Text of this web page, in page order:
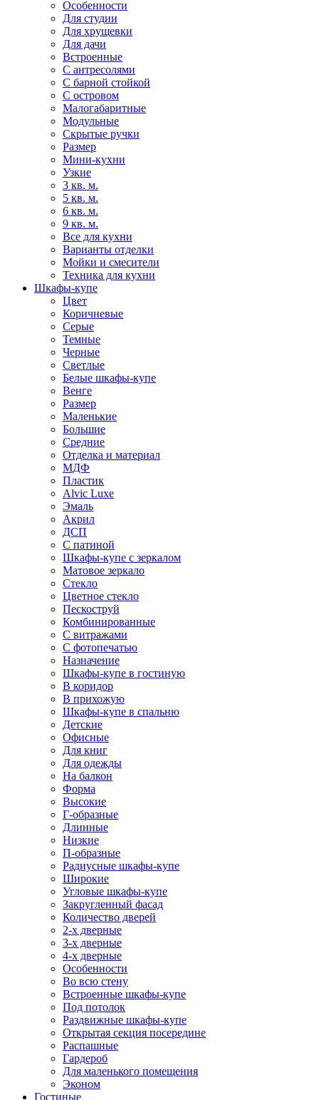
Особенности
Для студии
Для хрущевки
Для дачи
Встроенные
С антресолями
С барной стойкой
С островом
Малогабаритные
Модульные
Скрытые ручки
Размер
Мини-кухни
Узкие
3 кв. м.
5 кв. м.
6 кв. м.
9 кв. м.
Все для кухни
Варианты отделки
Мойки и смесители
Техника для кухни
Шкафы-купе
Цвет
Коричневые
Серые
Темные
Черные
Светлые
Белые шкафы-купе
Венге
Размер
Маленькие
Большие
Средние
Отделка и материал
МДФ
Пластик
Alvic Luxe
Эмаль
Акрил
ДСП
С патиной
Шкафы-купе с зеркалом
Матовое зеркало
Стекло
Цветное стекло
Пескоструй
Комбинированные
С витражами
С фотопечатью
Назначение
Шкафы-купе в гостиную
В коридор
В прихожую
Шкафы-купе в спальню
Детские
Офисные
Для книг
Для одежды
На балкон
Форма
Высокие
Г-образные
Длинные
Низкие
П-образные
Радиусные шкафы-купе
Широкие
Угловые шкафы-купе
Закругленный фасад
Количество дверей
2-х дверные
3-х дверные
4-х дверные
Особенности
Во всю стену
Встроенные шкафы-купе
Под потолок
Раздвижные шкафы-купе
Открытая секция посередине
Распашные
Гардероб
Для маленького помещения
Эконом
Гостиные